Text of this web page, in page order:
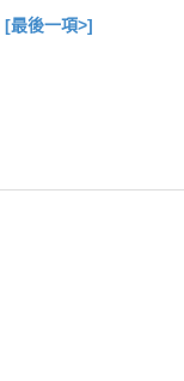
[最後一項>]